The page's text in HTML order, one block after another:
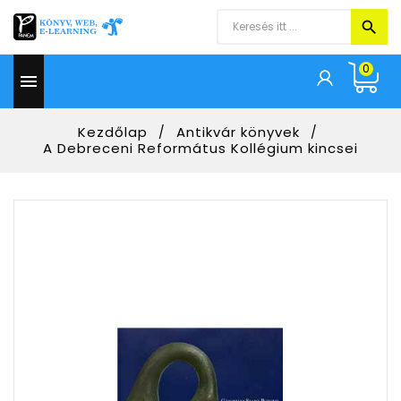

0
Kezdőlap
Antikvár könyvek
A Debreceni Református Kollégium kincsei